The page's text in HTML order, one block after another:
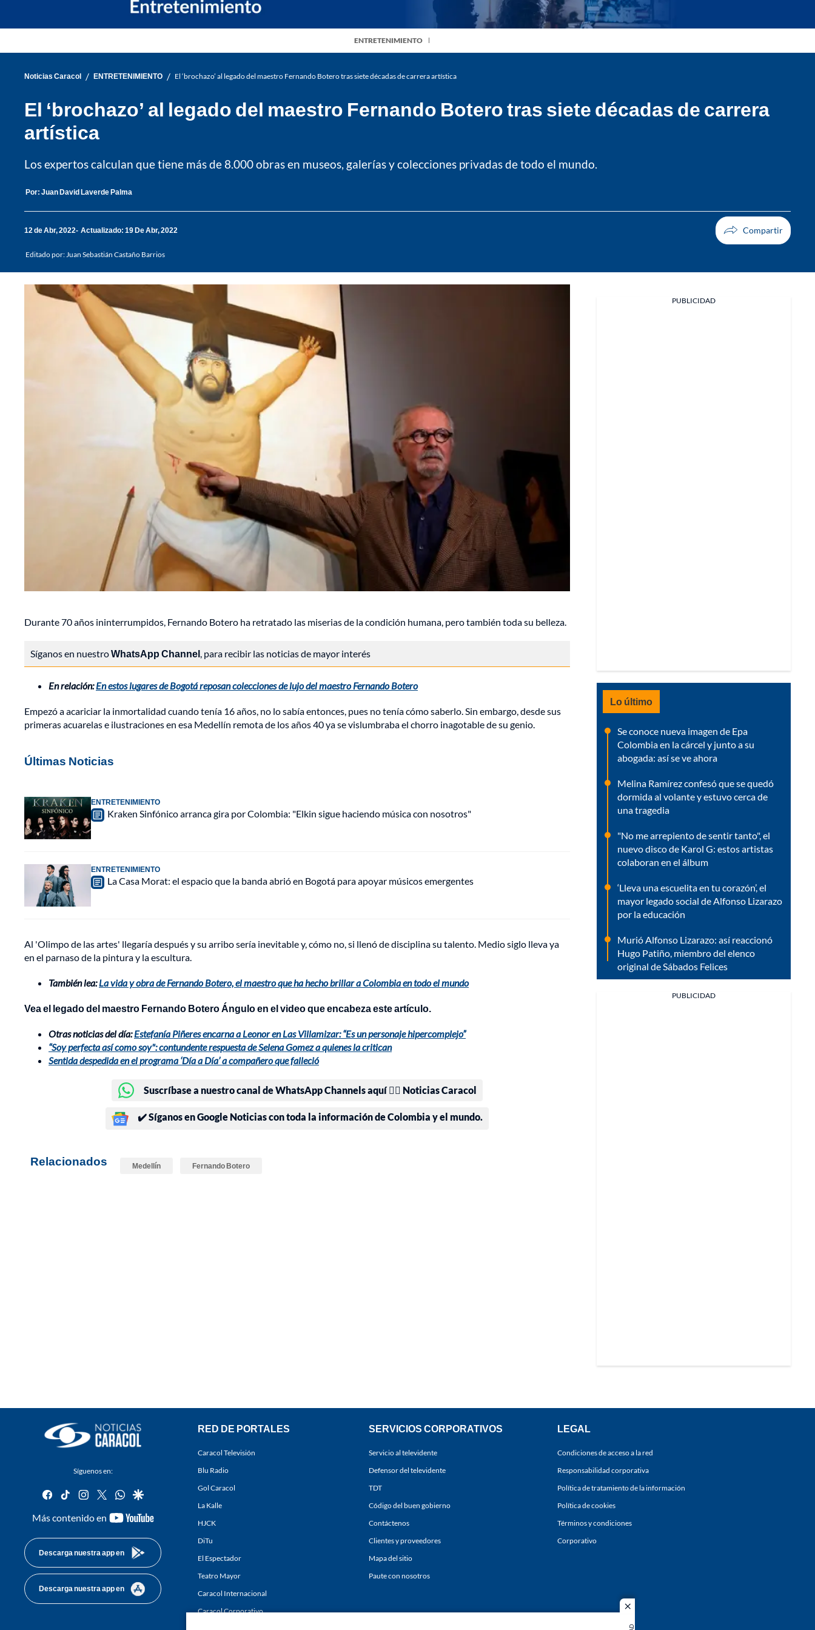
close
ENTRETENIMIENTO
Noticias Caracol / ENTRETENIMIENTO / El ‘brochazo’ al legado del maestro Fernando Botero tras siete décadas de carrera artística
El ‘brochazo’ al legado del maestro Fernando Botero tras siete décadas de carrera
artística
Los expertos calculan que tiene más de 8.000 obras en museos, galerías y colecciones privadas de todo el mundo.
Por: Juan David Laverde Palma
12 de Abr, 2022 Actualizado: 19 De Abr, 2022
Editado por: Juan Sebastián Castaño Barrios
Durante 70 años ininterrumpidos, Fernando Botero ha retratado las miserias de la condición humana, pero también toda su belleza.
Síganos en nuestroWhatsApp Channel, para recibir las noticias de mayor interés
En relación:En estos lugares de Bogotá reposan colecciones de lujo del maestro Fernando Botero
Empezó a acariciar la inmortalidad cuando tenía 16 años, no lo sabía entonces, pues no tenía cómo saberlo. Sin embargo, desde sus
primeras acuarelas e ilustraciones en esa Medellín remota de los años 40 ya se vislumbraba el chorro inagotable de su genio.
Últimas Noticias
ENTRETENIMIENTO
Kraken Sinfónico arranca gira por Colombia: "Elkin sigue haciendo música con nosotros"
ENTRETENIMIENTO
La Casa Morat: el espacio que la banda abrió en Bogotá para apoyar músicos emergentes
Al 'Olimpo de las artes' llegaría después y su arribo sería inevitable y, cómo no, si llenó de disciplina su talento. Medio siglo lleva ya
en el parnaso de la pintura y la escultura.
También lea:La vida y obra de Fernando Botero, el maestro que ha hecho brillar a Colombia en todo el mundo
Vea el legado del maestro Fernando Botero Ángulo en el video que encabeza este artículo.
Otras noticias del día:Estefanía Piñeres encarna a Leonor en Las Villamizar: “Es un personaje hipercomplejo”
“Soy perfecta así como soy": contundente respuesta de Selena Gomez a quienes la critican
Sentida despedida en el programa ‘Día a Día’ a compañero que falleció
Suscríbase a nuestro canal de WhatsApp Channels aquí 👉🏻 Noticias Caracol
✔️ Síganos en Google Noticias con toda la información de Colombia y el mundo.
Relacionados Medellín Fernando Botero
PUBLICIDAD
Lo último
Se conoce nueva imagen de Epa
Colombia en la cárcel y junto a su
abogada: así se ve ahora
Melina Ramírez confesó que se quedó
dormida al volante y estuvo cerca de
una tragedia
"No me arrepiento de sentir tanto", el
nuevo disco de Karol G: estos artistas
colaboran en el álbum
‘Lleva una escuelita en tu corazón’, el
mayor legado social de Alfonso Lizarazo
por la educación
Murió Alfonso Lizarazo: así reaccionó
Hugo Patiño, miembro del elenco
original de Sábados Felices
PUBLICIDAD
Síguenos en:
facebook
tiktok instagram
twitterwhatsapp
google
Más contenido en
youtube-
Descarga nuestra app en
Descarga nuestra app en
RED DE PORTALES
Caracol Televisión
Blu Radio
Gol Caracol
La Kalle
HJCK
DiTu
El Espectador
Teatro Mayor
Caracol Internacional
Caracol Corporativo
SERVICIOS CORPORATIVOS
Servicio al televidente
Defensor del televidente
TDT
Código del buen gobierno
Contáctenos
Clientes y proveedores
Mapa del sitio
Paute con nosotros
LEGAL
Condiciones de acceso a la red
Responsabilidad corporativa
Política de tratamiento de la información
Política de cookies
Términos y condiciones
Corporativo